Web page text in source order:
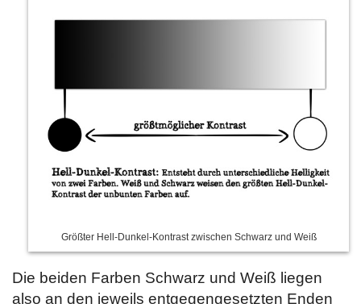
Größter Hell-Dunkel-Kontrast zwischen Schwarz und Weiß
Die beiden Farben Schwarz und Weiß liegen
also an den jeweils entgegengesetzten Enden